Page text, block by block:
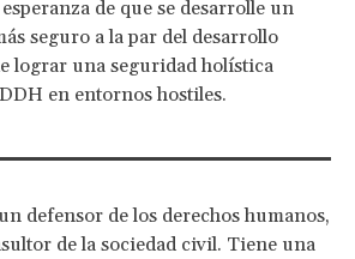
de que se desarrolle un
seguro a la par del desarrollo
lograr una seguridad holística
en entornos hostiles.
defensor de los derechos humanos,
de la sociedad civil. Tiene una